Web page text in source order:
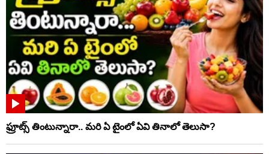
ఫ్రూట్స్‌ తింటున్నారా.. మరి ఏ టైంలో ఏవి తినాలో తెలుసా?